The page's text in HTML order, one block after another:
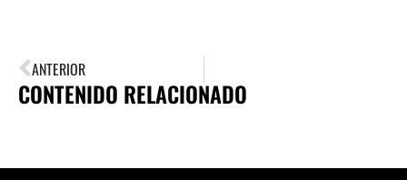
ANTERIOR
CONTENIDO RELACIONADO